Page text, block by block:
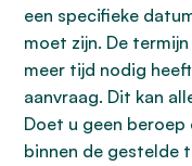
een specifieke
moet zijn. De
meer tijd nodig
aanvraag. Dit kan
Doet u geen
binnen de gestelde